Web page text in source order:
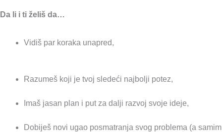
Da li i ti želiš da…
Vidiš par koraka unapred,
Razumeš koji je tvoj sledeći najbolji potez,
Imaš jasan plan i put za dalji razvoj svoje ideje,
Dobiješ novi ugao posmatranja svog problema (a samim